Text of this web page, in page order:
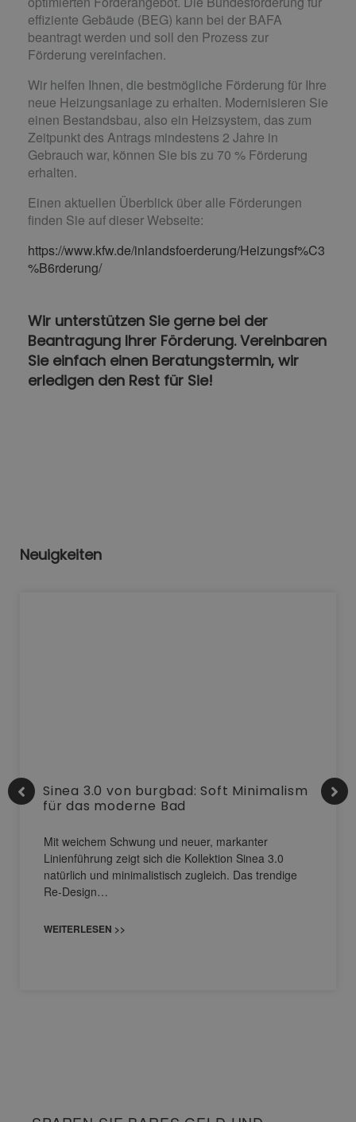
effiziente Gebäude (BEG) kann bei der BAFA
beantragt werden und soll den Prozess zur
Förderung vereinfachen.
Wir helfen Ihnen, die bestmögliche Förderung für Ihre
neue Heizungsanlage zu erhalten. Modernisieren Sie
einen Bestandsbau, also ein Heizsystem, das zum
Zeitpunkt des Antrags mindestens 2 Jahre in
Gebrauch war, können Sie bis zu 70 % Förderung
erhalten.
Einen aktuellen Überblick über alle Förderungen
finden Sie auf dieser Webseite:
https://www.kfw.de/inlandsfoerderung/Heizungsf%C3
%B6rderung/
Wir unterstützen Sie gerne bei der
Beantragung Ihrer Förderung. Vereinbaren
Sie einfach einen Beratungstermin, wir
erledigen den Rest für Sie!
Neuigkeiten
Sinea 3.0 von burgbad: Soft Minimalism
für das moderne Bad
Mit weichem Schwung und neuer, markanter
Linienführung zeigt sich die Kollektion Sinea 3.0
natürlich und minimalistisch zugleich. Das trendige
Re-Design…
WEITERLESEN >>